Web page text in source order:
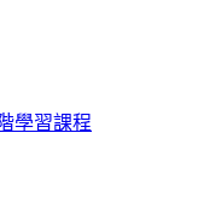
學習課程